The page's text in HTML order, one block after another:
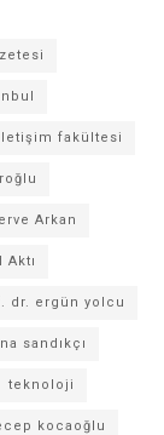
fakültesi
Arkan
dr. ergün yolcu
sandıkçı
teknoloji
kocaoğlu